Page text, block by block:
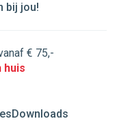
bij jou!
€ 75,-
huis
Downloads